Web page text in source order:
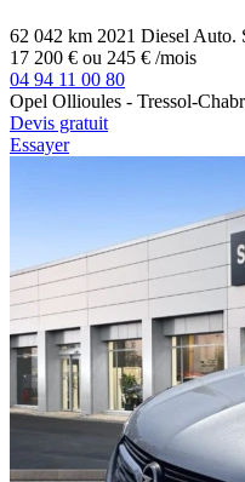
62 042 km 2021 Diesel Auto.
17 200 € ou 245 € /mois
04 94 11 00 80
Opel Ollioules - Tressol-
Devis gratuit
Essayer